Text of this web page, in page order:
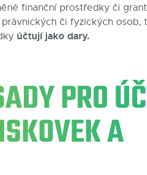
finanční prostředky či
či fyzických
účtují jako dary.
PRO
A